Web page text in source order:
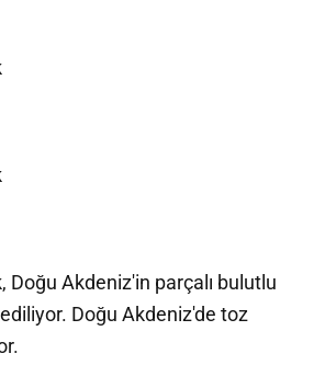
Doğu Akdeniz'in parçalı bulutlu
Doğu Akdeniz'de toz